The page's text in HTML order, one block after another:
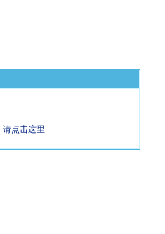
点击这里